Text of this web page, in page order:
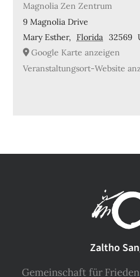
Magnolia Zen Zentrum
9 Magnolia Drive
Mary Esther, Florida 32569
Google Karte anzeigen
Veranstaltungsort-Website
Zaltho
Gemeinschaft für